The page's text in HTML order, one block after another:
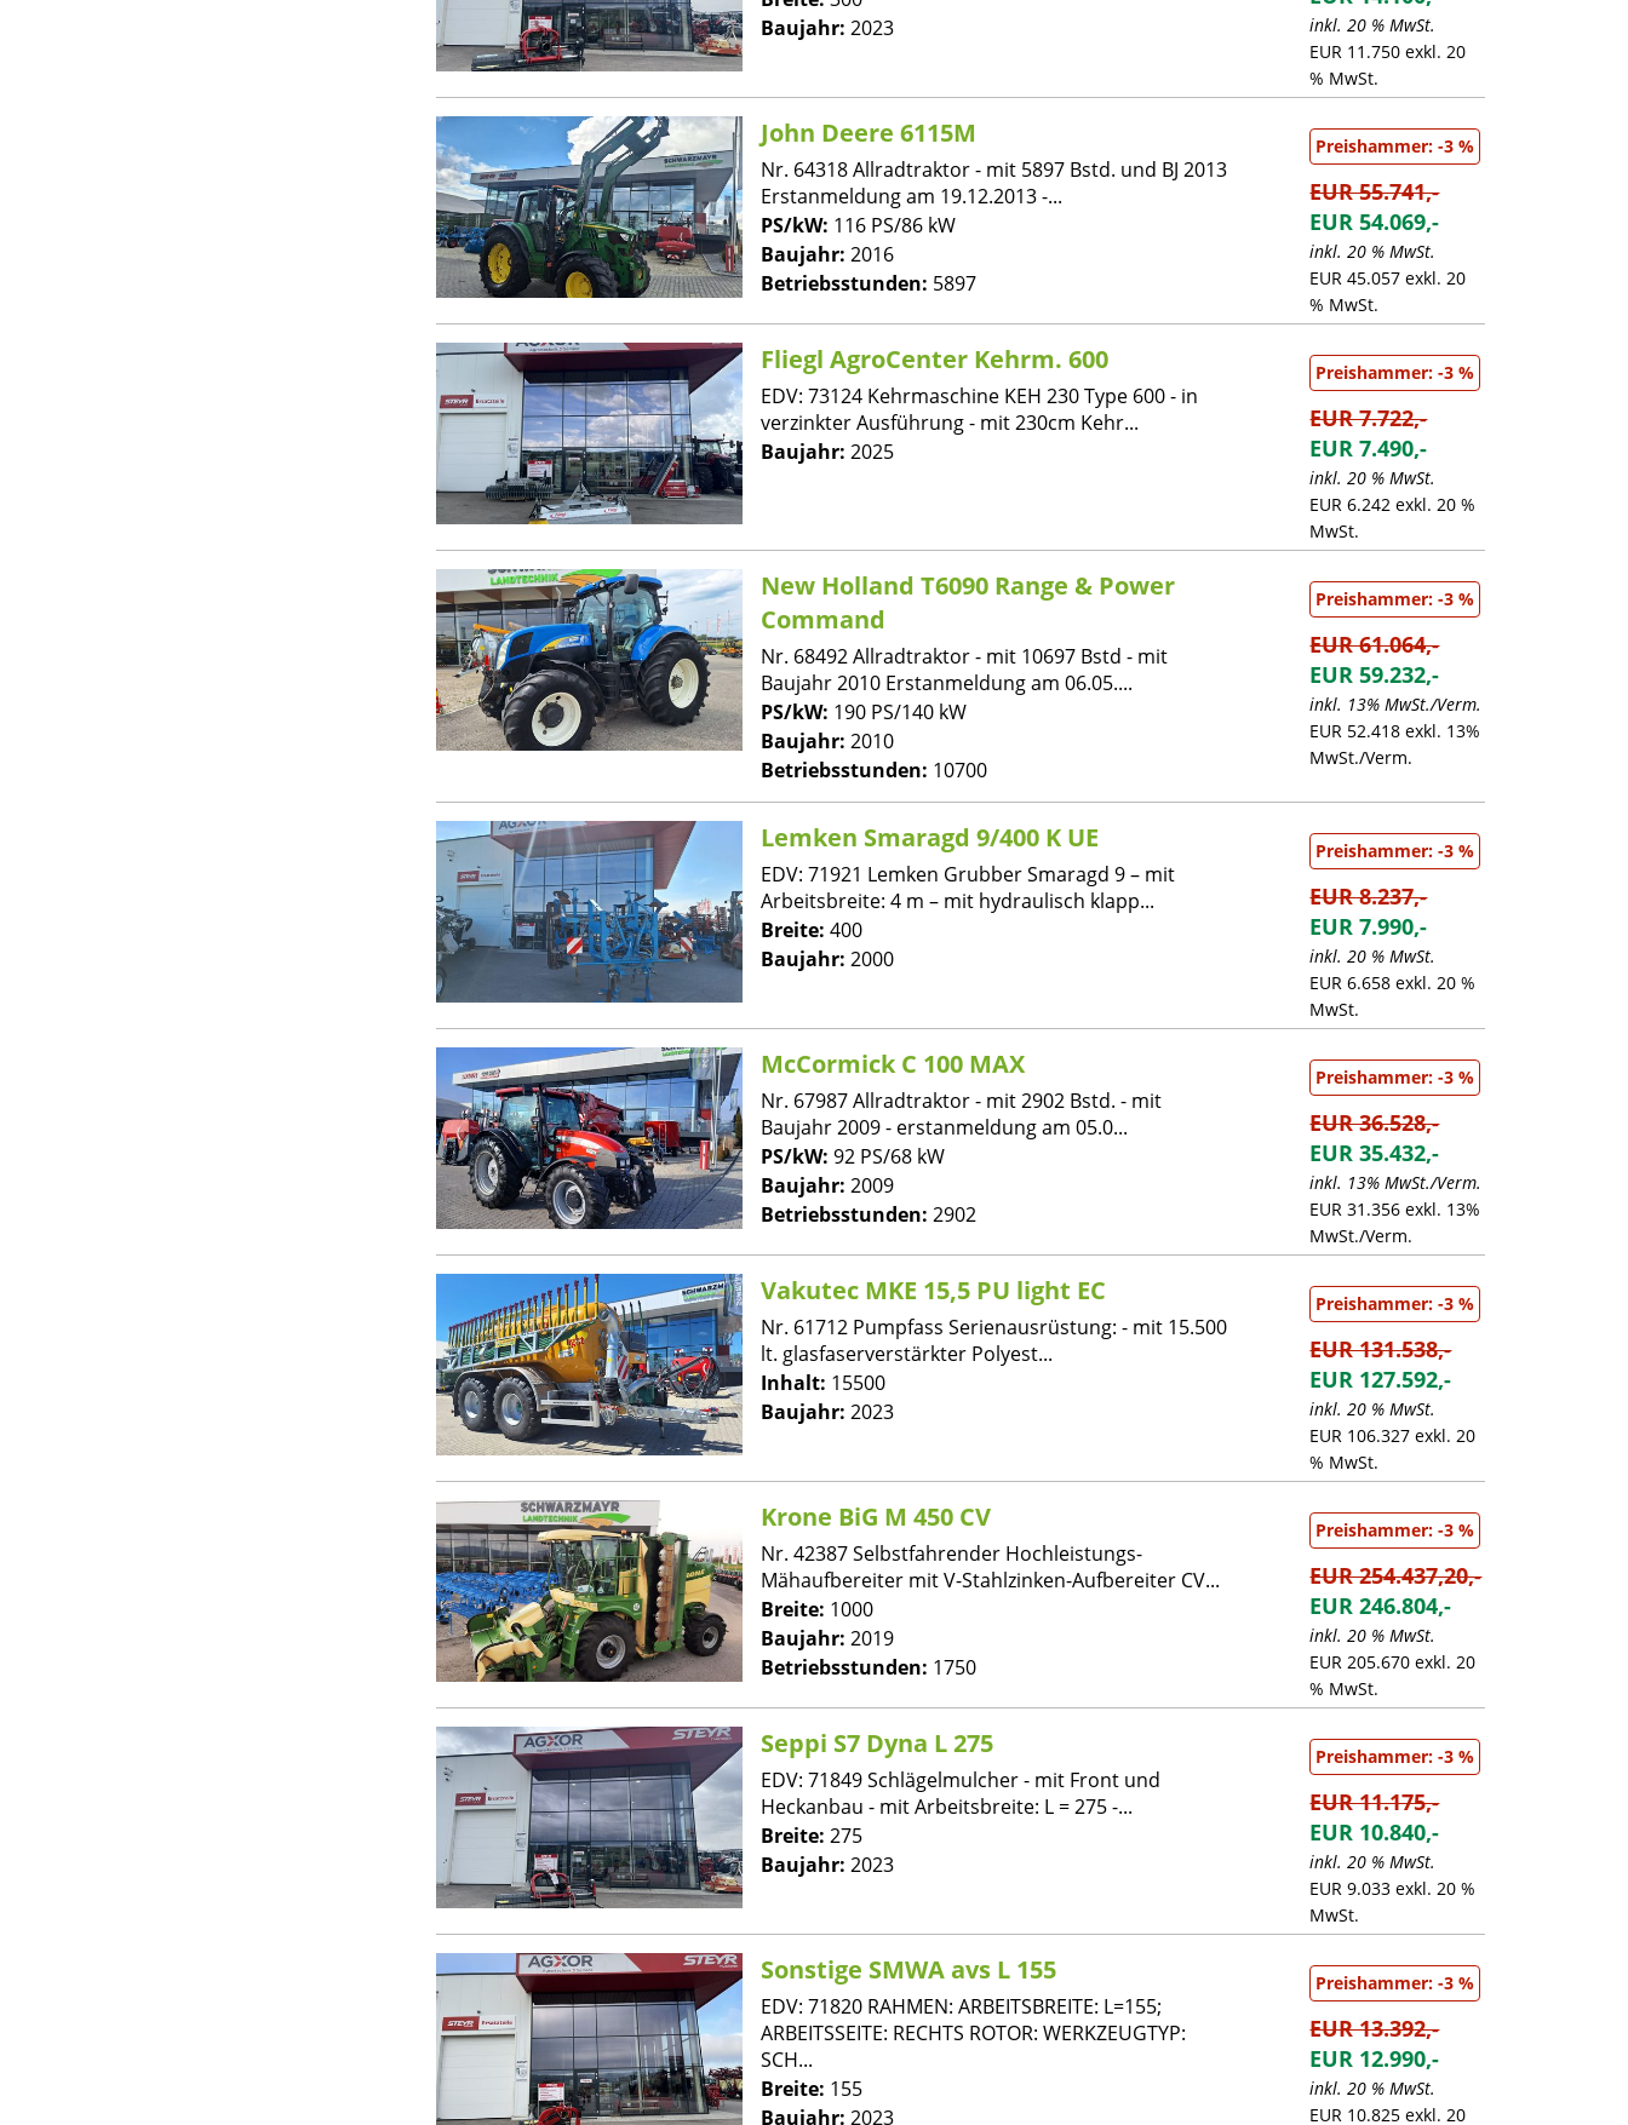
Baujahr: 2023
inkl. 20 % MwSt.
EUR 11.750 exkl. 20
% MwSt.
John Deere 6115M
Nr. 64318 Allradtraktor - mit 5897 Bstd. und BJ 2013
Erstanmeldung am 19.12.2013 -...
PS/kW: 116 PS/86 kW
Baujahr: 2016
Betriebsstunden: 5897
Preishammer: -3 %
EUR 55.741,-
EUR 54.069,-
inkl. 20 % MwSt.
EUR 45.057 exkl. 20
% MwSt.
Fliegl AgroCenter Kehrm. 600
EDV: 73124 Kehrmaschine KEH 230 Type 600 - in
verzinkter Ausführung - mit 230cm Kehr...
Baujahr: 2025
Preishammer: -3 %
EUR 7.722,-
EUR 7.490,-
inkl. 20 % MwSt.
EUR 6.242 exkl. 20 %
MwSt.
New Holland T6090 Range & Power
Command
Nr. 68492 Allradtraktor - mit 10697 Bstd - mit
Baujahr 2010 Erstanmeldung am 06.05....
PS/kW: 190 PS/140 kW
Baujahr: 2010
Betriebsstunden: 10700
Preishammer: -3 %
EUR 61.064,-
EUR 59.232,-
inkl. 13% MwSt./Verm.
EUR 52.418 exkl. 13%
MwSt./Verm.
Lemken Smaragd 9/400 K UE
EDV: 71921 Lemken Grubber Smaragd 9 – mit
Arbeitsbreite: 4 m – mit hydraulisch klapp...
Breite: 400
Baujahr: 2000
Preishammer: -3 %
EUR 8.237,-
EUR 7.990,-
inkl. 20 % MwSt.
EUR 6.658 exkl. 20 %
MwSt.
McCormick C 100 MAX
Nr. 67987 Allradtraktor - mit 2902 Bstd. - mit
Baujahr 2009 - erstanmeldung am 05.0...
PS/kW: 92 PS/68 kW
Baujahr: 2009
Betriebsstunden: 2902
Preishammer: -3 %
EUR 36.528,-
EUR 35.432,-
inkl. 13% MwSt./Verm.
EUR 31.356 exkl. 13%
MwSt./Verm.
Vakutec MKE 15,5 PU light EC
Nr. 61712 Pumpfass Serienausrüstung: - mit 15.500
lt. glasfaserverstärkter Polyest...
Inhalt: 15500
Baujahr: 2023
Preishammer: -3 %
EUR 131.538,-
EUR 127.592,-
inkl. 20 % MwSt.
EUR 106.327 exkl. 20
% MwSt.
Krone BiG M 450 CV
Nr. 42387 Selbstfahrender Hochleistungs-
Mähaufbereiter mit V-Stahlzinken-Aufbereiter CV...
Breite: 1000
Baujahr: 2019
Betriebsstunden: 1750
Preishammer: -3 %
EUR 254.437,20,-
EUR 246.804,-
inkl. 20 % MwSt.
EUR 205.670 exkl. 20
% MwSt.
Seppi S7 Dyna L 275
EDV: 71849 Schlägelmulcher - mit Front und
Heckanbau - mit Arbeitsbreite: L = 275 -...
Breite: 275
Baujahr: 2023
Preishammer: -3 %
EUR 11.175,-
EUR 10.840,-
inkl. 20 % MwSt.
EUR 9.033 exkl. 20 %
MwSt.
Sonstige SMWA avs L 155
EDV: 71820 RAHMEN: ARBEITSBREITE: L=155;
ARBEITSSEITE: RECHTS ROTOR: WERKZEUGTYP:
SCH...
Breite: 155
Baujahr: 2023
Preishammer: -3 %
EUR 13.392,-
EUR 12.990,-
inkl. 20 % MwSt.
EUR 10.825 exkl. 20